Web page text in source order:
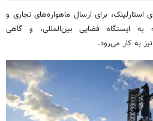
استارلینک، برای ارسال ماهواره‌های تجاری و
به ایستگاه فضایی بین‌المللی، و گاهی
به کار می‌رود.